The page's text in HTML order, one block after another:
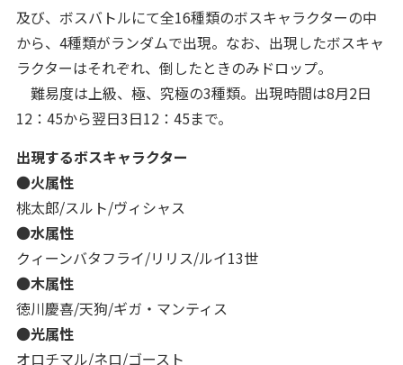
及び、ボスバトルにて全16種類のボスキャラクターの中
から、4種類がランダムで出現。なお、出現したボスキャ
ラクターはそれぞれ、倒したときのみドロップ。
難易度は上級、極、究極の3種類。出現時間は8月2日
12：45から翌日3日12：45まで。
出現するボスキャラクター
●火属性
桃太郎​/スルト/ヴィシャス
●水属性
クィーンバタフライ/リリス/ルイ13世
●木属性
徳川慶喜/天狗/ギガ・マンティス
●光属性
オロチマル/ネロ/ゴースト